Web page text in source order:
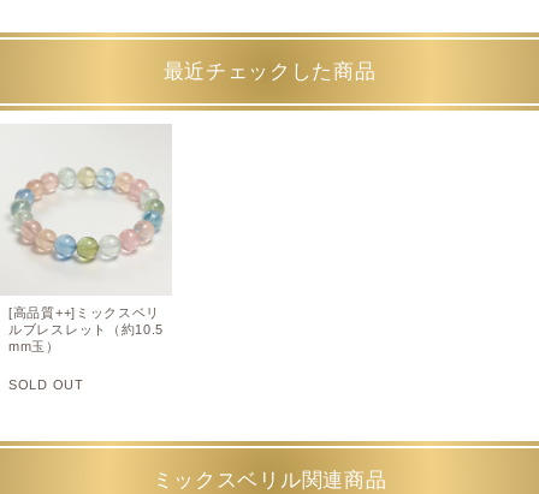
最近チェックした商品
[高品質++]ミックスベリ
ルブレスレット（約10.5
mm玉）
SOLD OUT
ミックスベリル関連商品